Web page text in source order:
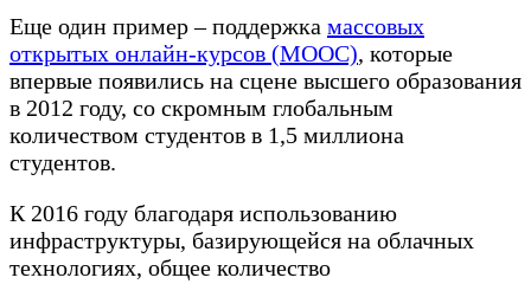
Еще один пример – поддержка массовых
открытых онлайн-курсов (MOOC), которые
впервые появились на сцене высшего образования
в 2012 году, со скромным глобальным
количеством студентов в 1,5 миллиона
студентов.
К 2016 году благодаря использованию
инфраструктуры, базирующейся на облачных
технологиях, общее количество